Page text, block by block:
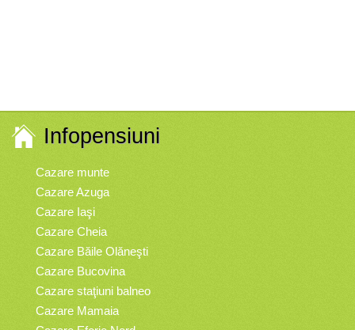
Infopensiuni
Cazare munte
Cazare Azuga
Cazare Iaşi
Cazare Cheia
Cazare Băile Olăneşti
Cazare Bucovina
Cazare staţiuni balneo
Cazare Mamaia